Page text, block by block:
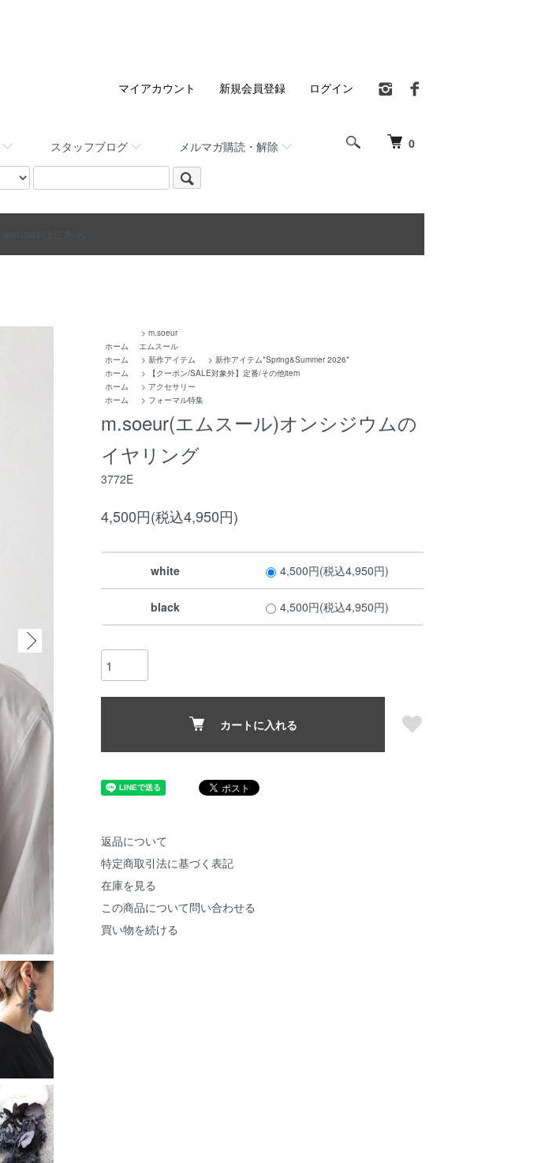
0
スタッフブログ メルマガ購読・解除
マイアカウント 新規会員登録 ログイン
ホーム
> m.soeur
エムスール
ホーム
> 新作アイテム > 新作アイテム*Spring&Summer 2026*
ホーム
>
【クーポン/SALE対象外】定番/その他item
ホーム
> アクセサリー
ホーム
> フォーマル特集
m.soeur(エムスール)オンシジウムの
イヤリング
3772E
4,500円(税込4,950円)
white 4,500円(税込4,950円)
black 4,500円(税込4,950円)
カートに入れる
返品について
特定商取引法に基づく表記
在庫を見る
この商品について問い合わせる
買い物を続ける